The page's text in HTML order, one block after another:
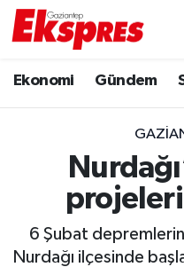
Ekonomi Gündem
6 Şubat
Nurdağı ilçesinde
Ekonomi
Gaziantep son
Genel
Gündem
Trafik Durumu
Puan Durumu ve
Tüm Manşetler
Son Dakika